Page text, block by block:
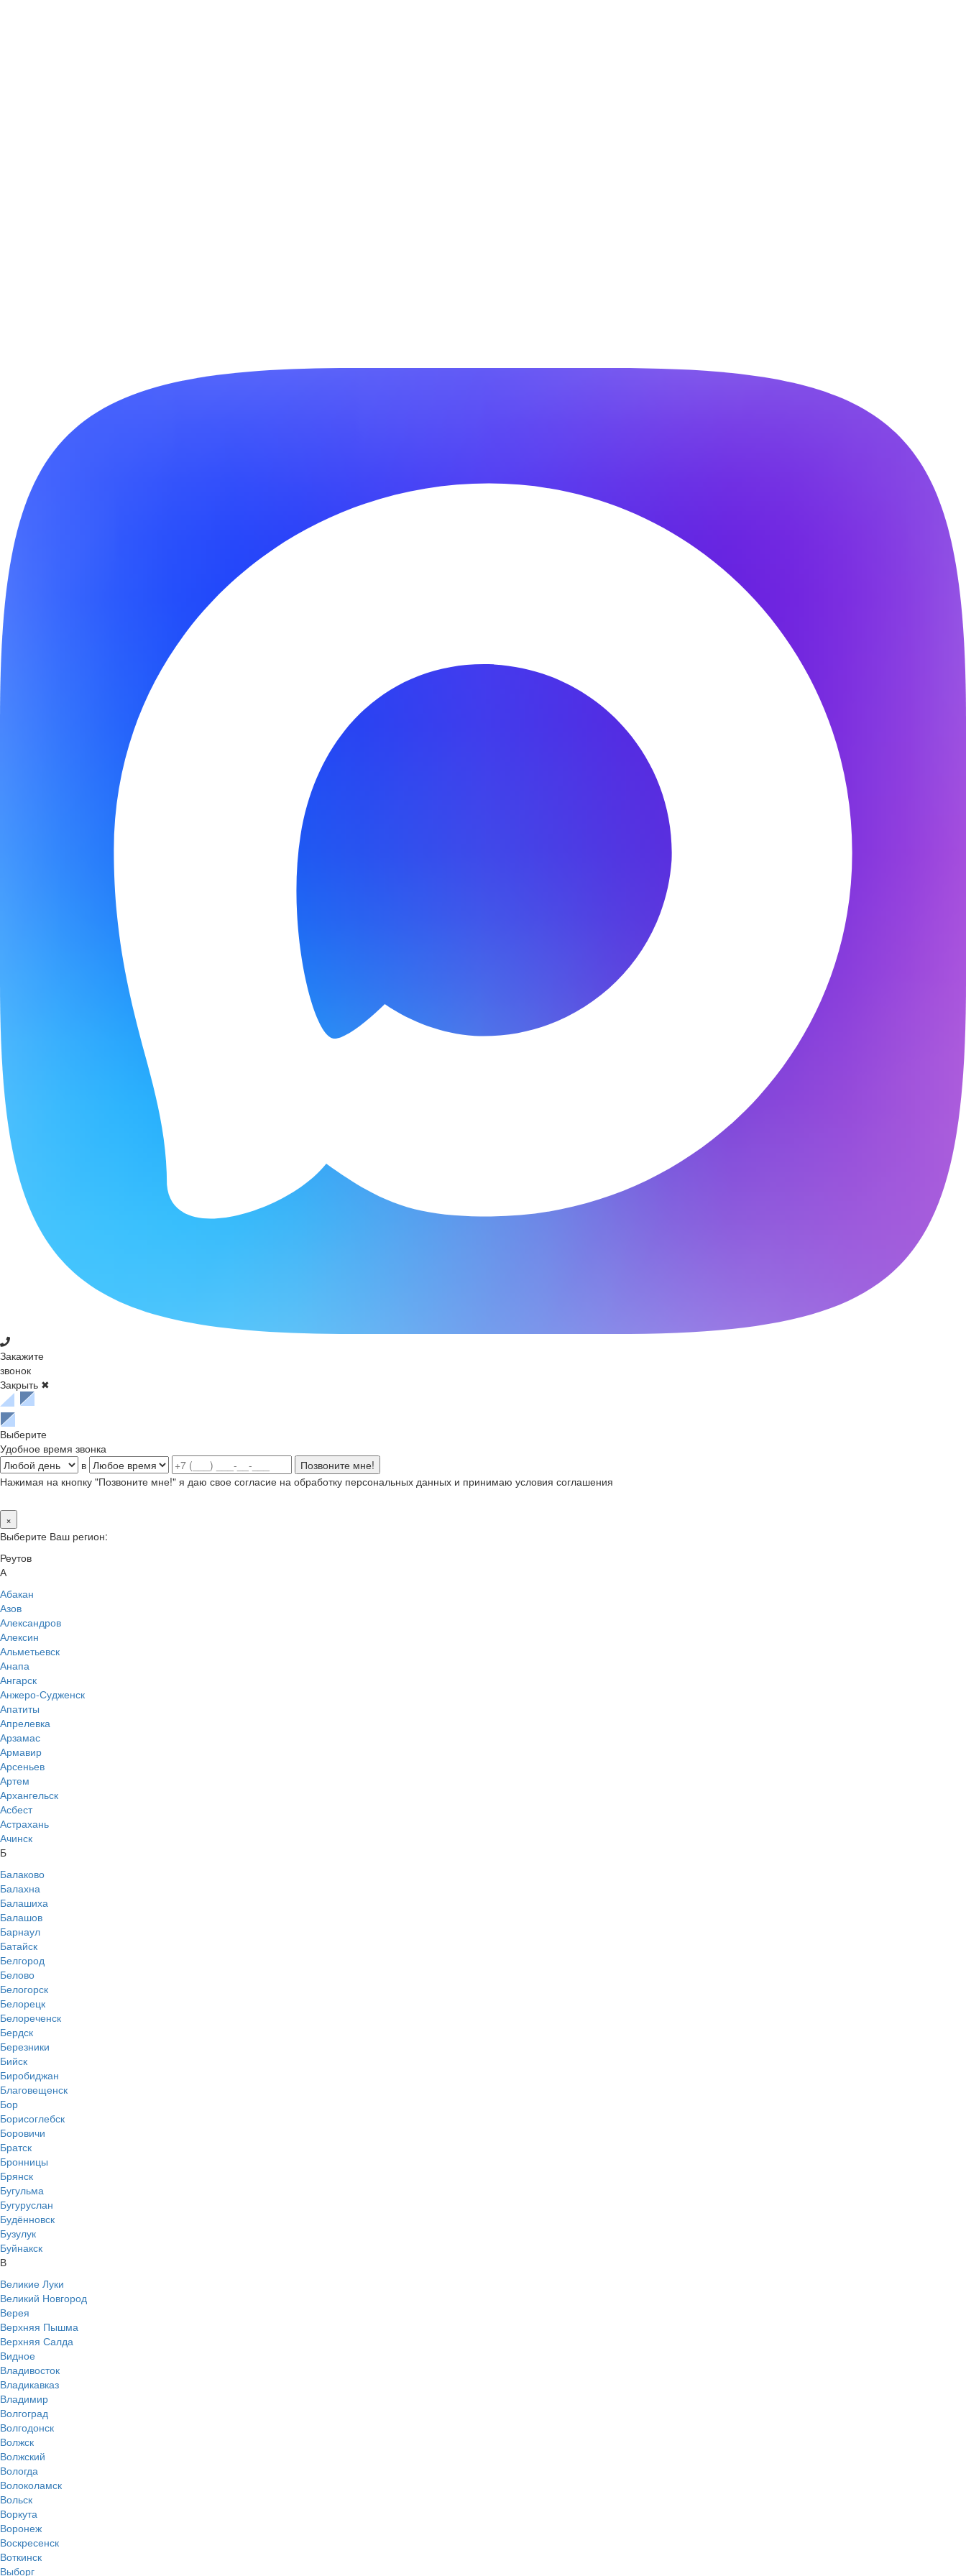
Закажите
звонок
Закрыть ✖
Выберите
Удобное время звонка
в
Нажимая на кнопку "Позвоните мне!" я даю свое согласие на обработку персональных данных и принимаю условия соглашения
×
Выберите Ваш регион:
Реутов
А
Абакан
Азов
Александров
Алексин
Альметьевск
Анапа
Ангарск
Анжеро-Судженск
Апатиты
Апрелевка
Арзамас
Армавир
Арсеньев
Артем
Архангельск
Асбест
Астрахань
Ачинск
Б
Балаково
Балахна
Балашиха
Балашов
Барнаул
Батайск
Белгород
Белово
Белогорск
Белорецк
Белореченск
Бердск
Березники
Бийск
Биробиджан
Благовещенск
Бор
Борисоглебск
Боровичи
Братск
Бронницы
Брянск
Бугульма
Бугуруслан
Будённовск
Бузулук
Буйнакск
В
Великие Луки
Великий Новгород
Верея
Верхняя Пышма
Верхняя Салда
Видное
Владивосток
Владикавказ
Владимир
Волгоград
Волгодонск
Волжск
Волжский
Вологда
Волоколамск
Вольск
Воркута
Воронеж
Воскресенск
Воткинск
Выборг